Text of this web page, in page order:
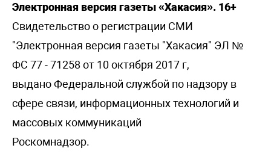
Электронная версия газеты «Хакасия». 16+
Свидетельство о регистрации СМИ
"Электронная версия газеты "Хакасия" ЭЛ №
ФС 77 - 71258 от 10 октября 2017 г,
выдано Федеральной службой по надзору в
сфере связи, информационных технологий и
массовых коммуникаций
Роскомнадзор.